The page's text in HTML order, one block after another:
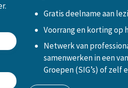
Gratis deelname aan
Voorrang en korting op
Netwerk van
samenwerken in een
Groepen (SIG’s) of zelf